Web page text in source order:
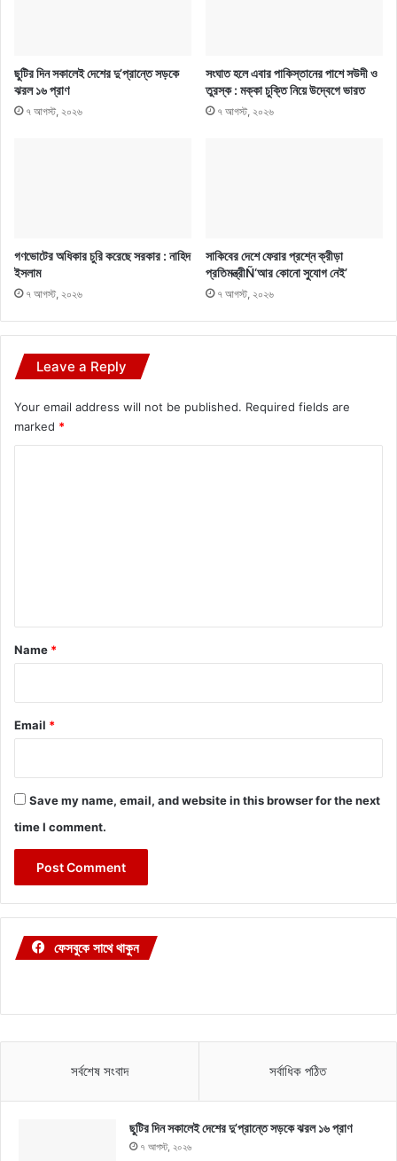
ছুটির দিন সকালেই দেশের দু’প্রান্তে সড়কে
ঝরল ১৬ প্রাণ
৭ আগস্ট, ২০২৬
সংঘাত হলে এবার পাকিস্তানের পাশে সউদী ও
তুরস্ক : মক্কা চুক্তি নিয়ে উদ্বেগে ভারত
৭ আগস্ট, ২০২৬
গণভোটের অধিকার চুরি করেছে সরকার : নাহিদ
ইসলাম
৭ আগস্ট, ২০২৬
সাকিবের দেশে ফেরার প্রশ্নে ক্রীড়া
প্রতিমন্ত্রীÑ‘আর কোনো সুযোগ নেই’
৭ আগস্ট, ২০২৬
Leave a Reply
Your email address will not be published. Required fields are
marked *
*
Name *
Email *
Save my name, email, and website in this browser for the next
time I comment.
ফেসবুকে সাথে থাকুন
সর্বশেষ সংবাদ সর্বাধিক পঠিত
ছুটির দিন সকালেই দেশের দু’প্রান্তে সড়কে ঝরল ১৬ প্রাণ
৭ আগস্ট, ২০২৬